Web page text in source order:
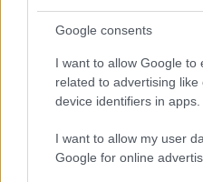
Google consents
I want to allow Google to
related to advertising
device identifiers in apps.
I want to allow my user
Google for online